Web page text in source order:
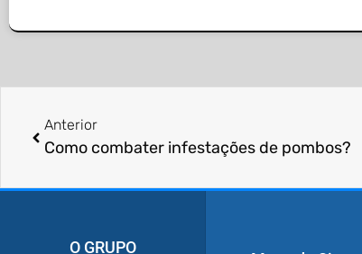
Anterior
Como combater infestações de pombos?
O GRUPO